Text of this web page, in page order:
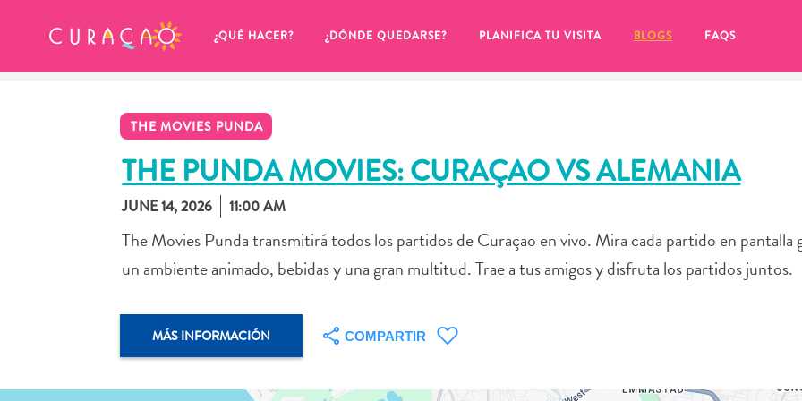
¿QUÉ HACER? ¿DÓNDE QUEDARSE? PLANIFICA TU VISITA BLOGS FAQS
THE MOVIES PUNDA
THE PUNDA MOVIES: CURAÇAO VS ALEMANIA
JUNE 14, 2026 11:00 AM
The Movies Punda transmitirá todos los partidos de Curaçao en vivo. Mira cada partido en pantalla
un ambiente animado, bebidas y una gran multitud. Trae a tus amigos y disfruta los partidos juntos.
MÁS INFORMACIÓN COMPARTIR
MIS FAVORITOS
ningún lugar favorito aún.
Cuando quiera guardar algo para más tarde, asegúrese de hacer clic en el